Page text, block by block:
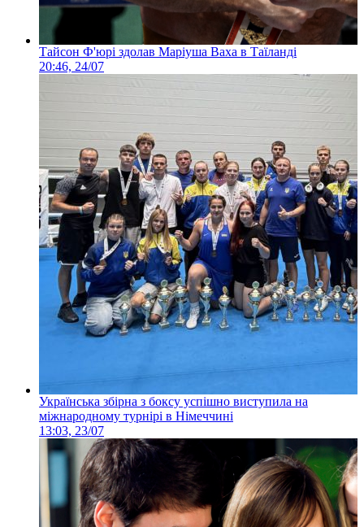
Тайсон Ф'юрі здолав Маріуша Ваха в Таїланді
20:46, 24/07
Українська збірна з боксу успішно виступила на
міжнародному турнірі в Німеччині
13:03, 23/07